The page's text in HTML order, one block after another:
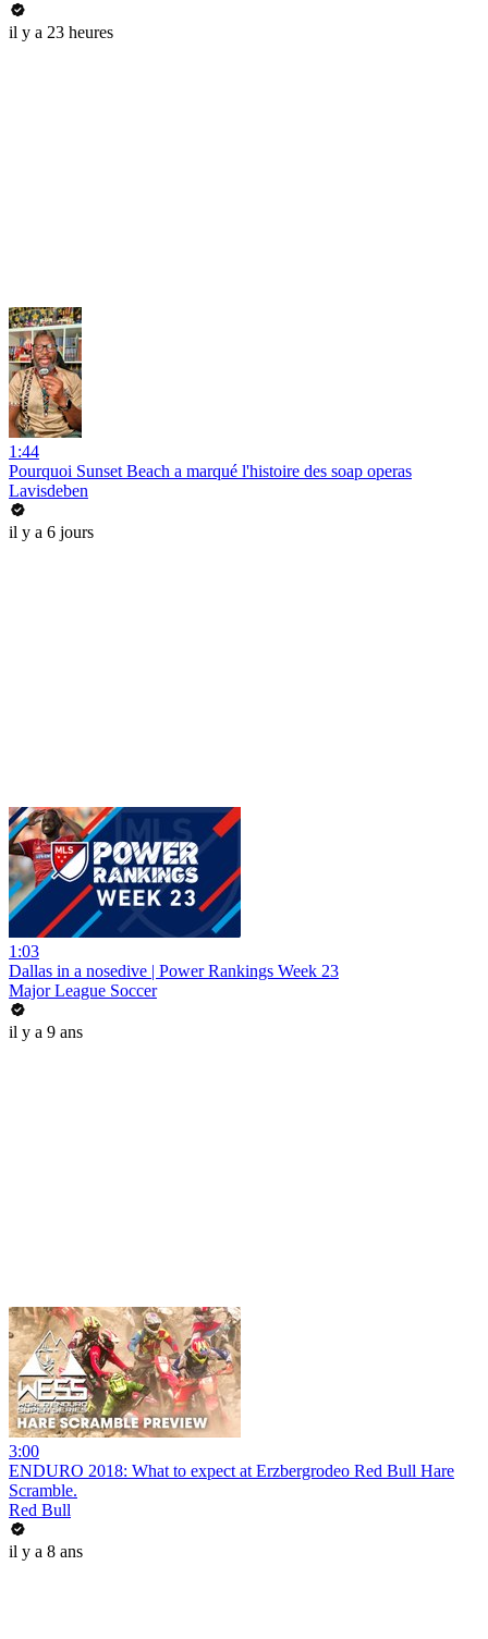
il y a 23 heures
1:44
Pourquoi Sunset Beach a marqué l'histoire des soap operas
Lavisdeben
il y a 6 jours
1:03
Dallas in a nosedive | Power Rankings Week 23
Major League Soccer
il y a 9 ans
3:00
ENDURO 2018: What to expect at Erzbergrodeo Red Bull Hare
Scramble.
Red Bull
il y a 8 ans